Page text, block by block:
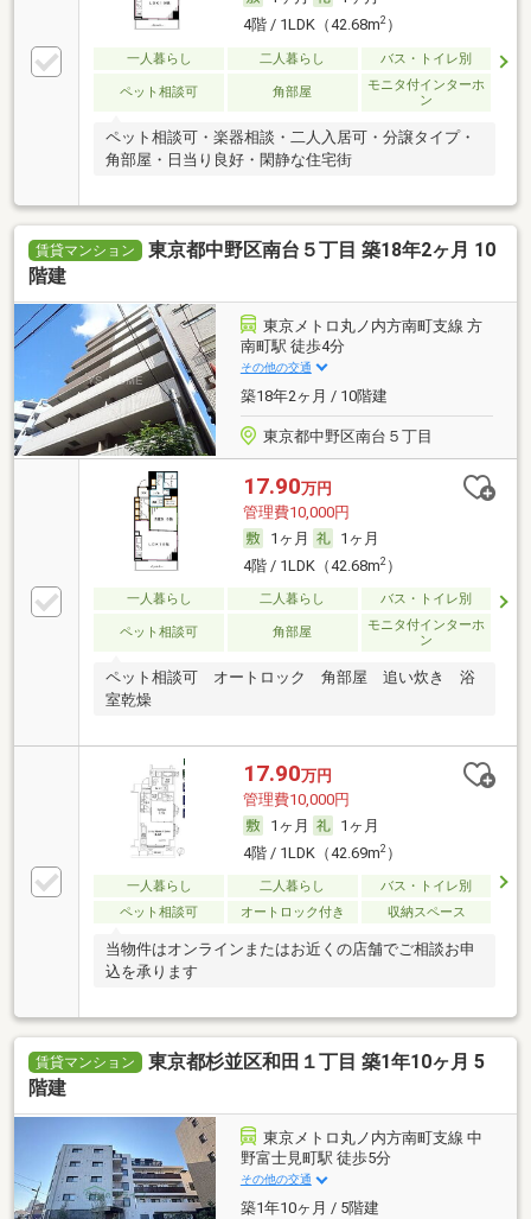
4階 / 1LDK（42.68m2）
一人暮らし 二人暮らし バス・トイレ別
ペット相談可 角部屋
モニタ付インターホ
ン
ペット相談可・楽器相談・二人入居可・分譲タイプ・
角部屋・日当り良好・閑静な住宅街
賃貸マンション
東京都中野区南台５丁目 築18年2ヶ月 10
階建
東京メトロ丸ノ内方南町支線 方
南町駅 徒歩4分
その他の交通
築18年2ヶ月 / 10階建
東京都中野区南台５丁目
17.90万円
管理費10,000円
1ヶ月
1ヶ月
4階 / 1LDK（42.68m2）
一人暮らし 二人暮らし バス・トイレ別
ペット相談可 角部屋
モニタ付インターホ
ン
ペット相談可 オートロック 角部屋 追い炊き 浴
室乾燥
17.90万円
管理費10,000円
1ヶ月
1ヶ月
4階 / 1LDK（42.69m2）
一人暮らし 二人暮らし
バス・トイレ別
ペット相談可
オートロック付き 収納スペース
当物件はオンラインまたはお近くの店舗でご相談お申
込を承ります
賃貸マンション
東京都杉並区和田１丁目 築1年10ヶ月 5
階建
東京メトロ丸ノ内方南町支線 中
野富士見町駅 徒歩5分
その他の交通
築1年10ヶ月 / 5階建